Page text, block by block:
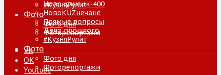
#КузняРулит
Фото
Фото дня
Фоторепортажи
VK
ОК
Youtube
Новокузнецк-400
НовоKUZнечане
Прямые вопросы
Дело прошлого
#КузняРулит
Фото
Фото дня
Фоторепортажи